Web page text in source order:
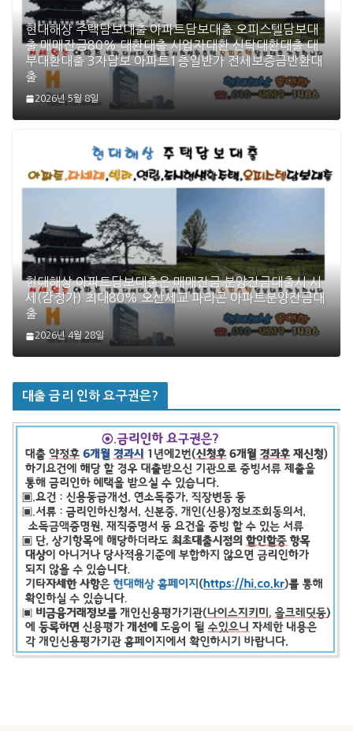
현대해상 주택담보대출 아파트담보대출 오피스텔담보대
출 매매잔금80% 대환대출 사업자대환 신탁대환대출 대
부대환대출 3자담보 아파트1층일반가 전세보증금반환대
출
2026년 5월 8일
현대해상 아파트담보대출은 매매잔금 분양잔금대출시 시
세(감정가) 최대80% 오산세교 파라곤 아파트분양잔금대
출
2026년 4월 28일
대출 금리 인하 요구권은?